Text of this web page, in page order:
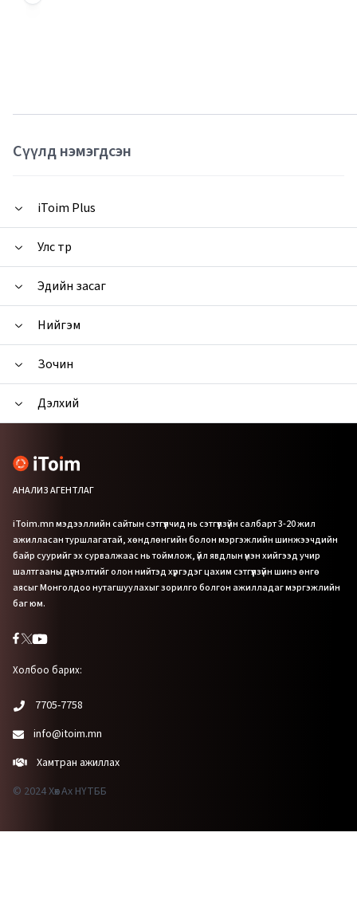
Сүүлд нэмэгдсэн
iToim Plus
Улс төр
Эдийн засаг
Нийгэм
Зочин
Дэлхий
АНАЛИЗ АГЕНТЛАГ
iToim.mn мэдээллийн сайтын сэтгүүлчид нь сэтгүүлзүйн салбарт 3-20 жил
ажилласан туршлагатай, хөндлөнгийн болон мэргэжлийн шинжээчдийн
байр суурийг эх сурвалжаас нь тоймлож, үйл явдлын үнэн хийгээд учир
шалтгааны дүгнэлтийг олон нийтэд хүргэдэг цахим сэтгүүлзүйн шинэ өнгө
аясыг Монголдоо нутагшуулахыг зорилго болгон ажилладаг мэргэжлийн
баг юм.
Холбоо барих:
7705-7758
info@itoim.mn
Хамтран ажиллах
© 2024 Хөх Ах НҮТББ